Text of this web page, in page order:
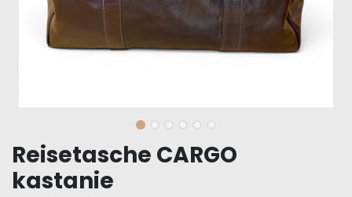
Reisetasche CARGO
kastanie